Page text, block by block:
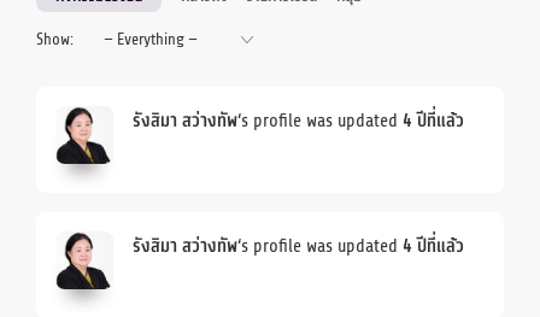
Show:
รังสิมา สว่างทัพ‘s profile was updated 4 ปีที่แล้ว
รังสิมา สว่างทัพ‘s profile was updated 4 ปีที่แล้ว